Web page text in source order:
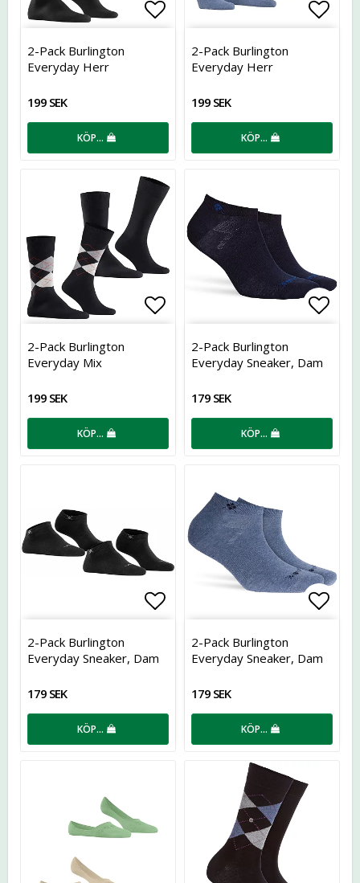
Lägg till i favoritlistan
2-Pack Burlington
Everyday Herr
199 SEK
KÖP…
2-Pack Burlington
Everyday Herr
199 SEK
KÖP…
Lägg till i favoritlistan
2-Pack Burlington
Everyday Mix
199 SEK
KÖP…
2-Pack Burlington
Everyday Sneaker, Dam
179 SEK
KÖP…
Lägg till i favoritlistan
2-Pack Burlington
Everyday Sneaker, Dam
179 SEK
KÖP…
2-Pack Burlington
Everyday Sneaker, Dam
179 SEK
KÖP…